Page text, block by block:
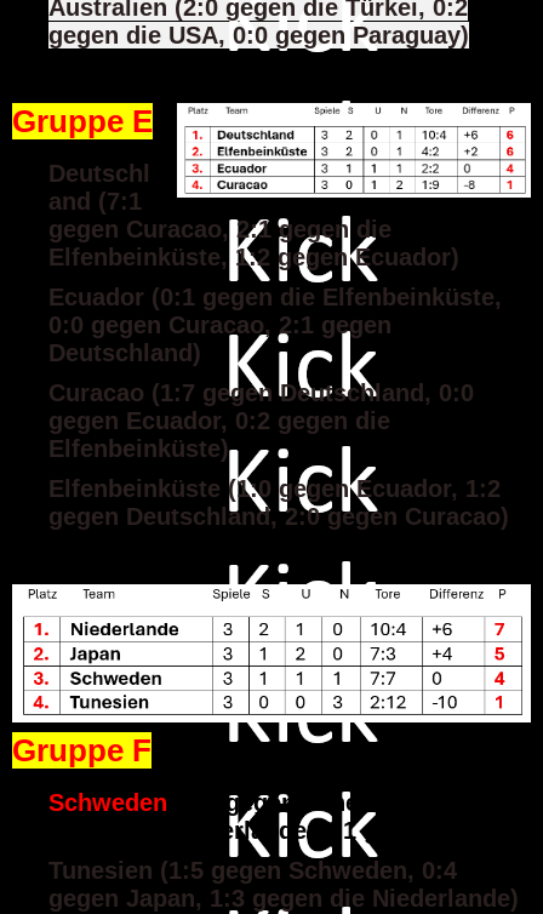
Australien (2:0 gegen die Türkei, 0:2
gegen die USA, 0:0 gegen Paraguay)
Gruppe E
Deutschl
and (7:1
gegen Curacao, 2:1 gegen die
Elfenbeinküste, 1:2 gegen Ecuador)
Ecuador (0:1 gegen die Elfenbeinküste,
0:0 gegen Curacao, 2:1 gegen
Deutschland)
Curacao (1:7 gegen Deutschland, 0:0
gegen Ecuador, 0:2 gegen die
Elfenbeinküste)
Elfenbeinküste (1:0 gegen Ecuador, 1:2
gegen Deutschland, 2:0 gegen Curacao)
Gruppe F
Schweden
(5:1 gegen Tunesien, 1:5
gegen die Niederlande, 1:1 gegen Japan)
Tunesien (1:5 gegen Schweden, 0:4
gegen Japan, 1:3 gegen die Niederlande)